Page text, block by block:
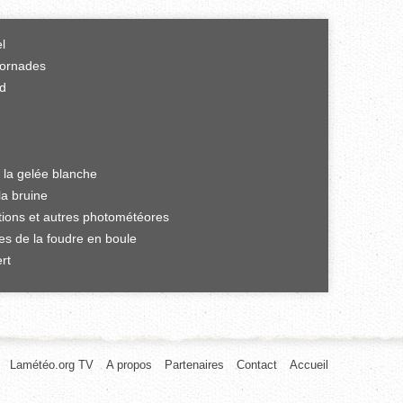
gelée blanche
bruine
et autres photométéores
de la foudre en boule
Accueil
Contact
Partenaires
A propos
Lamétéo.org TV